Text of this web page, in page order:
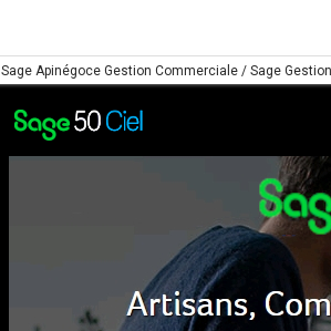
Sage Apinégoce Gestion Commerciale / Sage